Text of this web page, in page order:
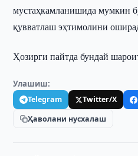
мустаҳкамланишида мумкин
қувватлаш эҳтимолини
Ҳозирги пайтда бундай
Улашиш:
Telegram Twitter/X
Ҳаволани нусхалаш